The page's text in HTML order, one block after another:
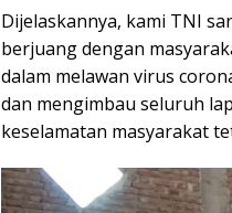
Dijelaskannya, kami TNI
berjuang dengan
dalam melawan virus
dan mengimbau seluruh
keselamatan masyarakat